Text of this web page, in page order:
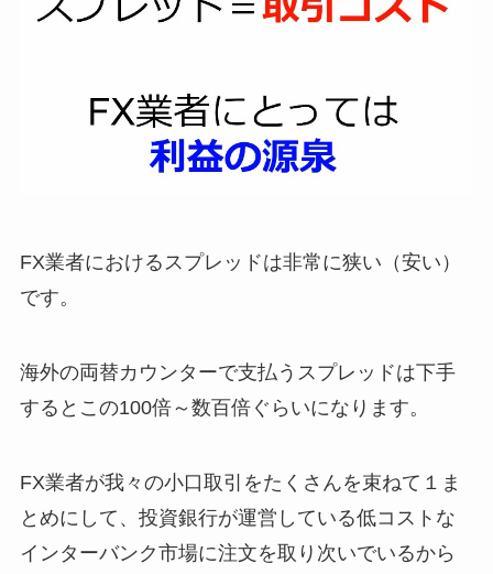
FX業者におけるスプレッドは非常に狭い（安い）
です。
海外の両替カウンターで支払うスプレッドは下手
するとこの100倍～数百倍ぐらいになります。
FX業者が我々の小口取引をたくさんを束ねて１ま
とめにして、投資銀行が運営している低コストな
インターバンク市場に注文を取り次いでいるから